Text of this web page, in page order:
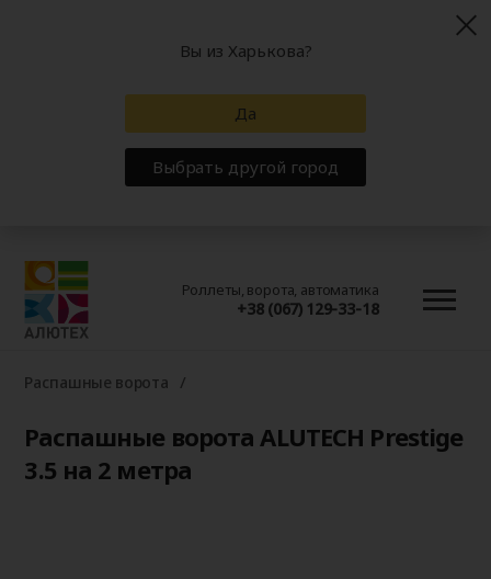
Роллеты, ворота, автоматика
+38 (067) 129-33-18
Распашные ворота
Распашные ворота ALUTECH Prestige
3.5 на 2 метра
Вы из Харькова?
Да
Выбрать другой город